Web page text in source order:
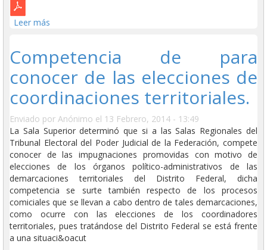
Leer más
Competencia de para
conocer de las elecciones de
coordinaciones territoriales.
Enviado por Anónimo el 13 Febrero, 2014 - 13:49
La Sala Superior determinó que si a las Salas Regionales del
Tribunal Electoral del Poder Judicial de la Federación, compete
conocer de las impugnaciones promovidas con motivo de
elecciones de los órganos político-administrativos de las
demarcaciones territoriales del Distrito Federal, dicha
competencia se surte también respecto de los procesos
comiciales que se llevan a cabo dentro de tales demarcaciones,
como ocurre con las elecciones de los coordinadores
territoriales, pues tratándose del Distrito Federal se está frente
a una situaci&oacut